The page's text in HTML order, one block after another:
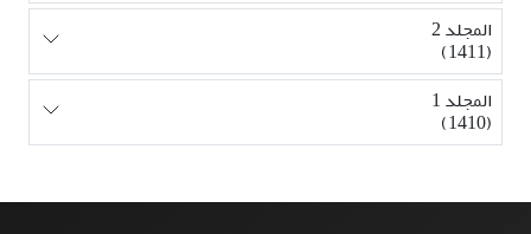
المجلد 2
(1411)
المجلد 1
(1410)